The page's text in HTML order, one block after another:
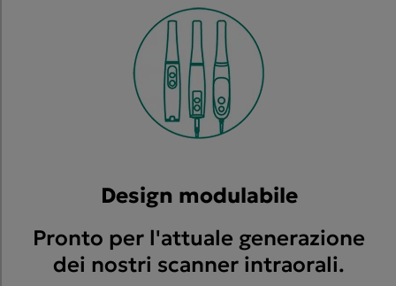
Design modulabile
Pronto per l'attuale generazione
dei nostri scanner intraorali.